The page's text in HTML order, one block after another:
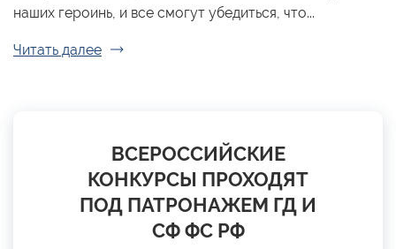
наших героинь, и все смогут убедиться, что...
Читать далее
ВСЕРОССИЙСКИЕ
КОНКУРСЫ ПРОХОДЯТ
ПОД ПАТРОНАЖЕМ ГД И
СФ ФС РФ